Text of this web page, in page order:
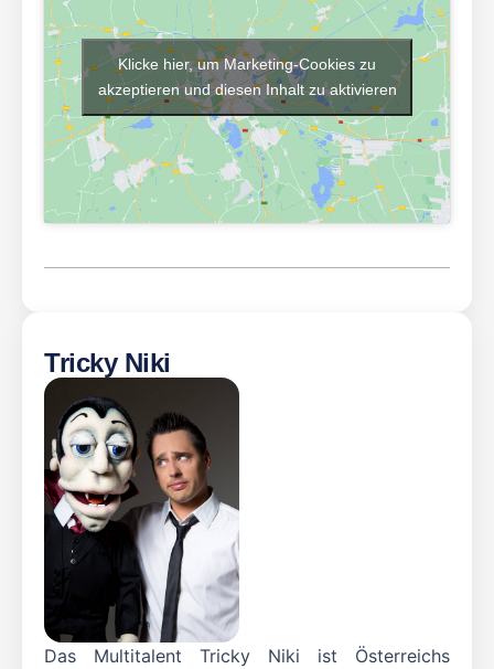
Klicke hier, um Marketing-Cookies zu
akzeptieren und diesen Inhalt zu aktivieren
Tricky Niki
Das Multitalent Tricky Niki ist Österreichs